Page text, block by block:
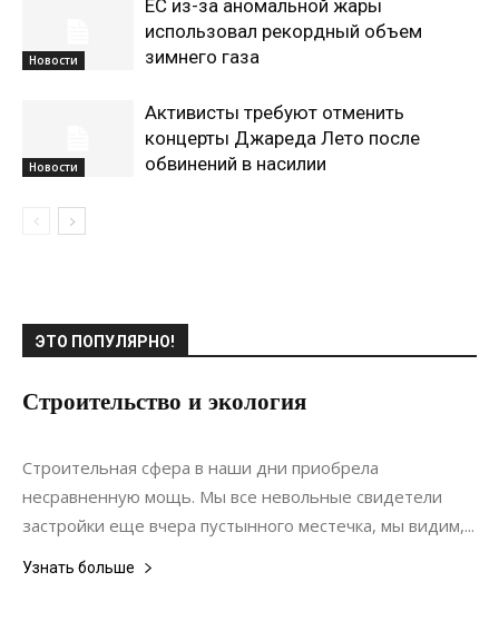
Новости
ЕС из-за аномальной жары
использовал рекордный объем
зимнего газа
Новости
Активисты требуют отменить
концерты Джареда Лето после
обвинений в насилии
ЭТО ПОПУЛЯРНО!
Строительство и экология
13.04.2018
Строительная сфера в наши дни приобрела
несравненную мощь. Мы все невольные свидетели
застройки еще вчера пустынного местечка, мы видим,...
Узнать больше